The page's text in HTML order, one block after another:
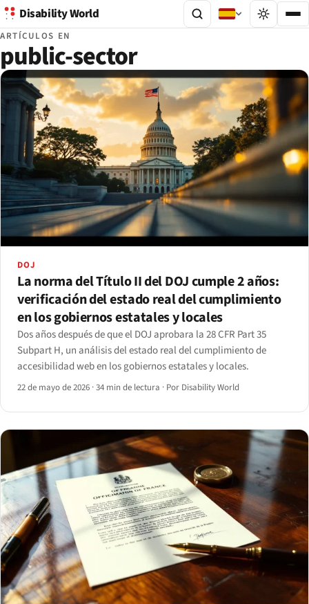
Disability World
ARTÍCULOS EN
public-sector
DOJ
La norma del Título II del DOJ cumple 2 años:
verificación del estado real del cumplimiento
en los gobiernos estatales y locales
Dos años después de que el DOJ aprobara la 28 CFR Part 35
Subpart H, un análisis del estado real del cumplimiento de
accesibilidad web en los gobiernos estatales y locales.
22 de mayo de 2026 ·34 min de lectura · Por Disability World